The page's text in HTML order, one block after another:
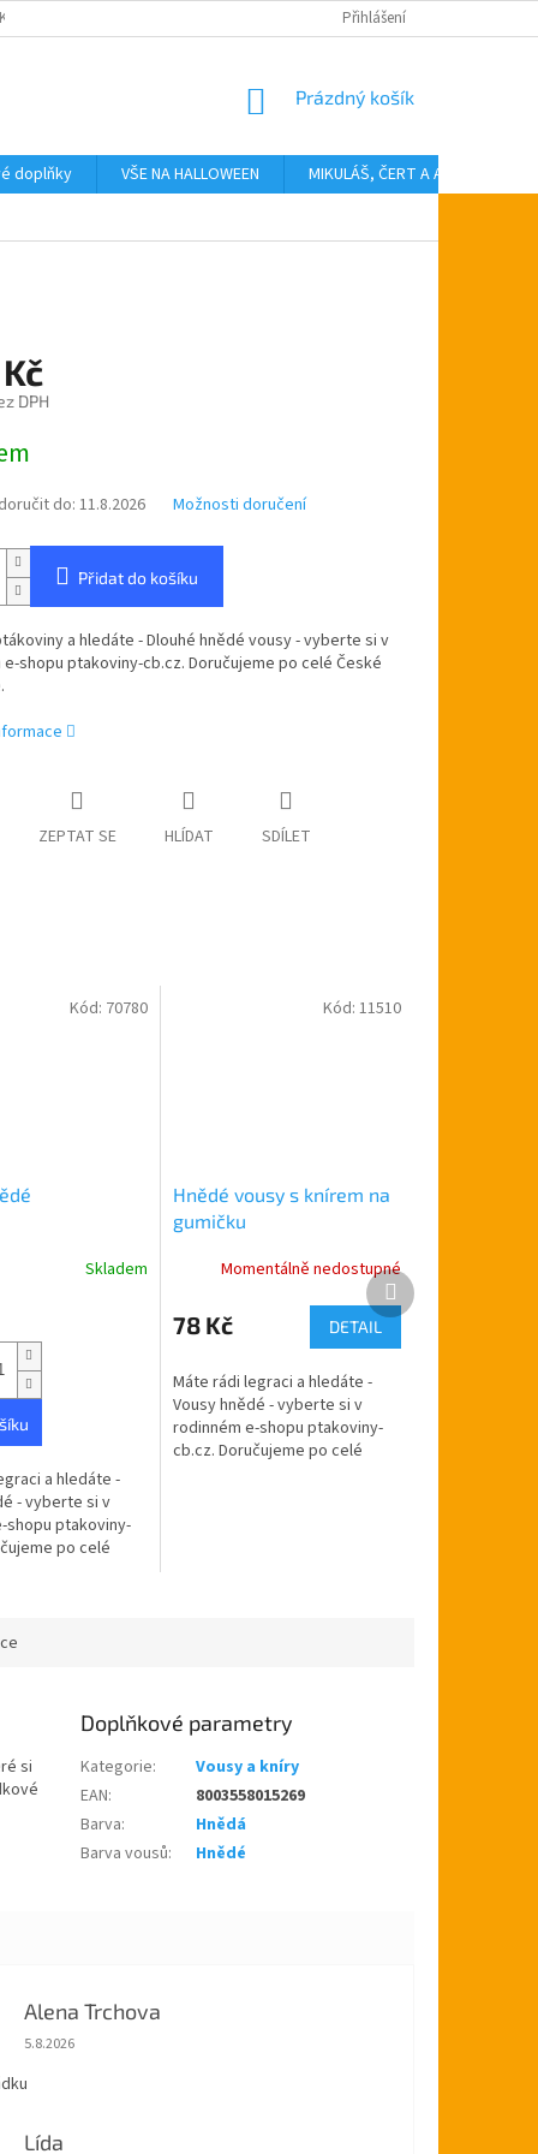
Přihlášení
NÁKUPNÍ
Prázdný košík
doplňky VŠE NA HALLOWEEN MIKULÁŠ, ČERT A ANDĚL
DPH
do: 11.8.2026 Možnosti doručení
Přidat do košíku
a hledáte - Dlouhé hnědé vousy - vyberte si v
shopu ptakoviny-cb.cz. Doručujeme po celé České
ZEPTAT SE HLÍDAT SDÍLET
Skladem
a hledáte -
- vyberte si v
shopu ptakoviny-
po celé
Kód: 70780
Hnědé vousy s knírem na
gumičku
Momentálně nedostupné
78 Kč DETAIL
Máte rádi legraci a hledáte -
Vousy hnědé - vyberte si v
rodinném e-shopu ptakoviny-
cb.cz. Doručujeme po celé
Kód: 11510
Další
produkt
si
Doplňkové parametry
Kategorie:
Vousy a kníry
EAN:
8003558015269
Barva:
Hnědá
Barva vousů: Hnědé
Alena Trchova
Hodnocení obchodu je 5 z 5 hvězdiček.
5.8.2026
Lída